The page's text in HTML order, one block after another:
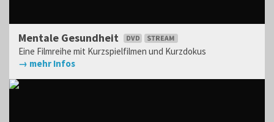
Mentale Gesundheit
Eine Filmreihe mit Kurzspielfilmen und Kurzdokus
→ mehr Infos